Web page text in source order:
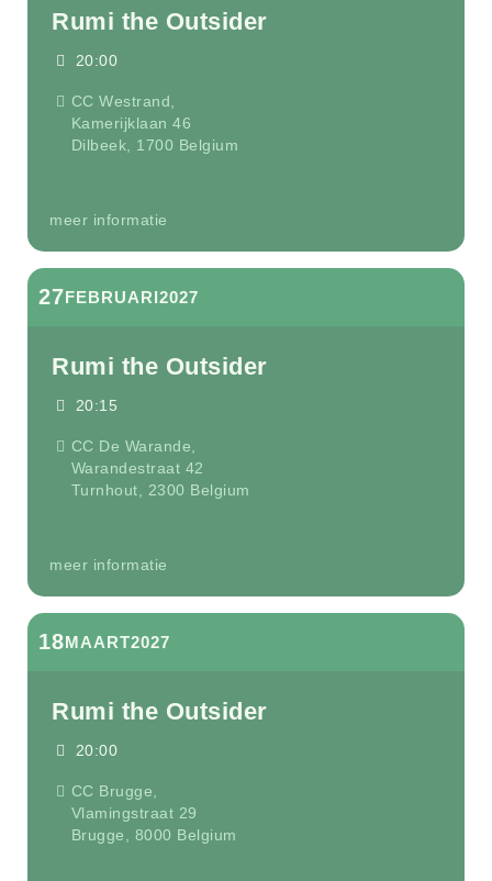
Rumi the Outsider
20:00
CC Westrand,
Kamerijklaan 46
Dilbeek
1700 Belgium
meer informatie
27FEBRUARI2027
Rumi the Outsider
20:15
CC De Warande,
Warandestraat 42
Turnhout
2300 Belgium
meer informatie
18MAART2027
Rumi the Outsider
20:00
CC Brugge,
Vlamingstraat 29
Brugge
8000 Belgium